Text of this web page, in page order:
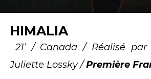
HIMALIA
21’ / Canada / Réalisé
Juliette Lossky /Première